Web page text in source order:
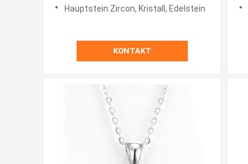
Hauptstein:Zircon, Kristall, Edelstein
KONTAKT